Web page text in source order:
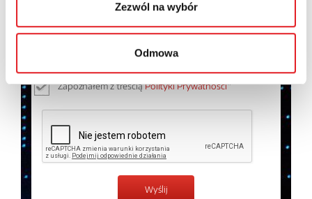
Zezwól na wybór
Odmowa
Wyrażam zgodę na przetwarzanie moich danych
osobowych przez Relpol S.A. Więcej informacji na
Zapoznałem z treściąPolityki Prywatności*